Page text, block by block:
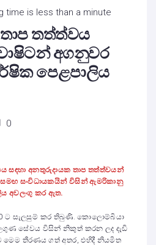
time is less than a minute
තත්ත්වය
අගනුවර
පෙළපාලිය
0
සඳහා අනතුරුදායක තාප තත්ත්වයන්
සමඟ සංවිධායකයින් විසින් ඇමරිකානු
අවලංගු කර ඇත.
ට සැලසුම් කර තිබුණි. කොලොම්බියා
සේවය විසින් නිකුත් කරන ලද දැඩි
තීරණය ගත් අතර, එහිදී නියමිත